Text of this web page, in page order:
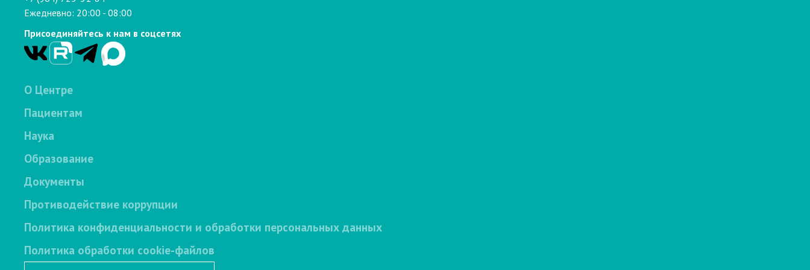
Ежедневно: 20:00 - 08:00
Присоединяйтесь к нам в соцсетях
О Центре
Пациентам
Наука
Образование
Документы
Противодействие коррупции
Политика конфиденциальности и обработки персональных данных
Политика обработки cookie-файлов